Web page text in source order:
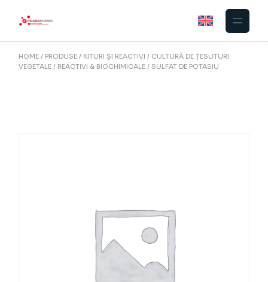
HOME PRODUSE KITURI ȘI REACTIVI
CULTURĂ DE ȚESUTURI
VEGETALE
REACTIVI & BIOCHIMICALE SULFAT DE POTASIU